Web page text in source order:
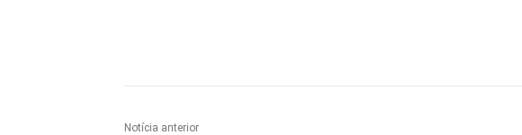
Notícia anterior